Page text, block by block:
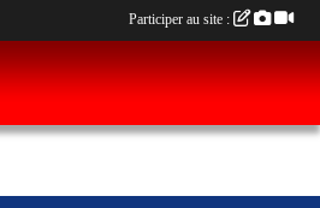
Participer au site :